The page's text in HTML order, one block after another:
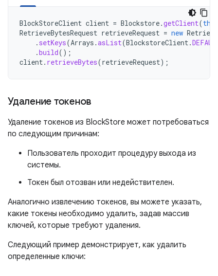
BlockStoreClient client = Blockstore.getClient(this
RetrieveBytesRequest retrieveRequest = new
. setKeys(Arrays .asList(BlockstoreClient.
.build();
client. retrieveBytes(retrieveRequest);
Удаление токенов
Удаление токенов из BlockStore может потребоваться
по следующим причинам:
Пользователь проходит процедуру выхода из
системы.
Токен был отозван или недействителен.
Аналогично извлечению токенов, вы можете указать,
какие токены необходимо удалить, задав массив
ключей, которые требуют удаления.
Следующий пример демонстрирует, как удалить
определенные ключи: